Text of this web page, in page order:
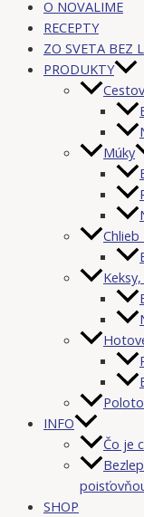
O NOVALIME
RECEPTY
ZO SVETA BEZ
PRODUKTY
Múky
Chlieb
INFO
Čo je
SHOP